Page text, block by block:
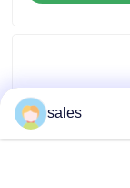
Cas
Anti
Lunettes de
sales